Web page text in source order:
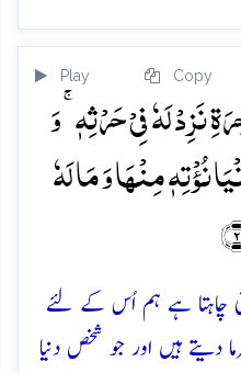
Play Copy
نَزِدۡ لَہٗ فِیۡ حَرۡثِہٖ ۚ وَ
نُؤۡتِہٖ مِنۡہَا وَ مَا لَہٗ
چاہتا ہے ہم اُس کے لئے
دیتے ہیں اور جو شخص دنیا